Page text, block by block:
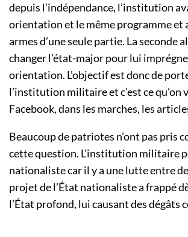
depuis l’indépendance, l’institution
orientation et le même programme et
armes d’une seule partie. La seconde
changer l’état-major pour lui
orientation. L’objectif est donc de
l’institution militaire et c’est ce qu’on
Facebook, dans les marches, les
Beaucoup de patriotes n’ont pas pris
cette question. L’institution militaire
nationaliste car il y a une lutte entre
projet de l’État nationaliste a frappé
l’État profond, lui causant des dégâts